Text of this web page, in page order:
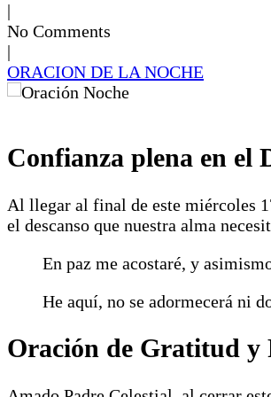
|
No Comments
|
ORACION DE LA NOCHE
Confianza plena en el
Al llegar al final de este miércoles
el descanso que nuestra alma
En paz me acostaré, y
He aquí, no se adormecerá ni
Oración de Gratitud y